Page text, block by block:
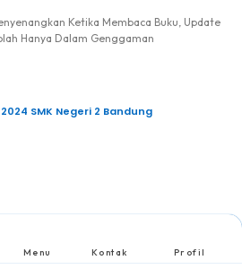
Ketika Membaca Buku, Update
Hanya Dalam Genggaman
SMK Negeri 2 Bandung
Menu Kontak Profil